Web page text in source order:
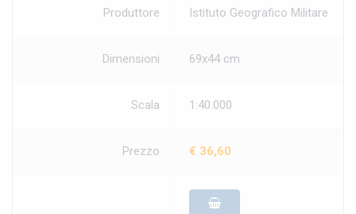
Produttore Istituto Geografico Militare
Dimensioni 69x44 cm
Scala 1:40.000
Prezzo € 36,60